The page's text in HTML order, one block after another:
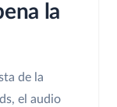
la
de la
el audio